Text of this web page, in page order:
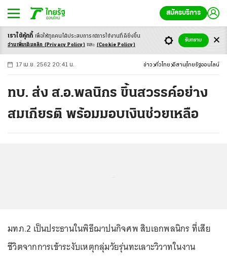
สมัครบริการ
-ก ก ก+
17 เม.ย. 2562 20:41 น. ข่าว ทั่วไทย อีสาน ไทยรัฐออนไลน์
ทบ. ส่ง ส.อ.พลนิกร ขึ้นสวรรค์อย่าง
สมเกียรติ พร้อมมอบเงินช่วยเหลือ
มทภ.2 เป็นประธานในพิธีฌาปนกิจศพ สิบเอกพลนิกร ที่เสีย
ชีวิตจากการเข้าระงับเหตุกลุ่มวัยรุ่นทะเลาะวิวาทในงาน
เราใช้คุ้กกี้ เพื่อให้ทุกคนได้ประสบการณ์การใช้งานที่ดียิ่งขึ้น
อ่านเพิ่มเติมคลิก (Privacy Policy) และ (Cookie Policy)
รับทราบ